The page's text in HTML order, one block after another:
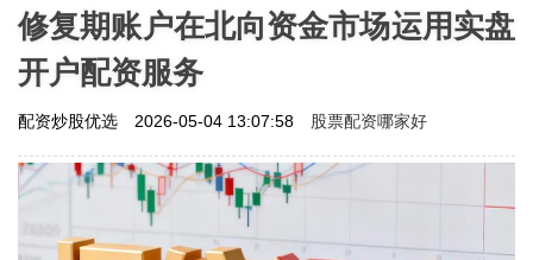
修复期账户在北向资金市场运用实盘
开户配资服务
配资炒股优选 2026-05-04 13:07:58 股票配资哪家好